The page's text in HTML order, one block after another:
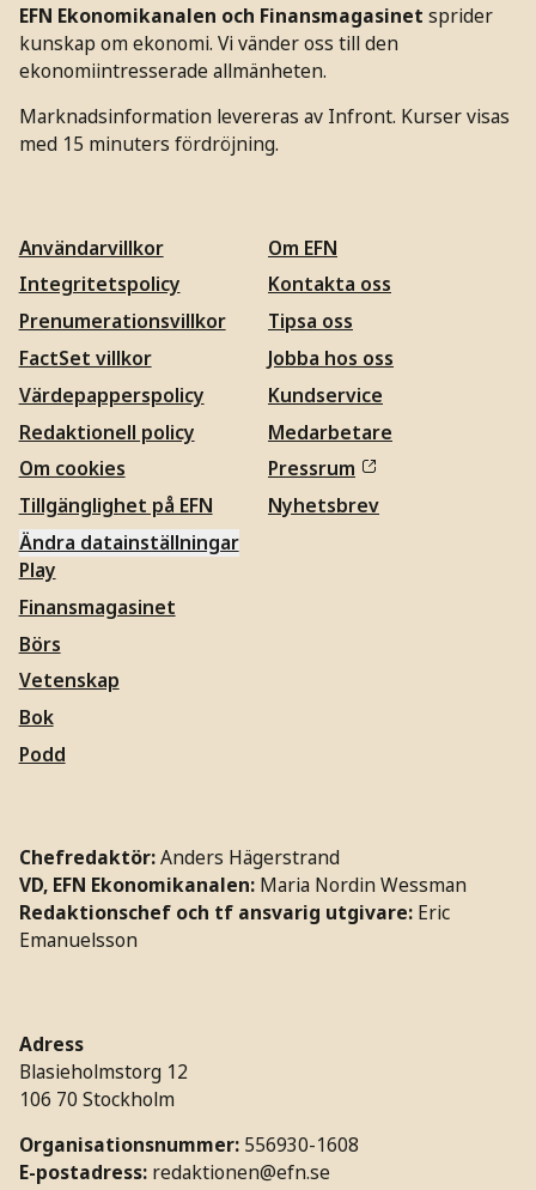
EFN Ekonomikanalen och Finansmagasinet sprider
kunskap om ekonomi. Vi vänder oss till den
ekonomiintresserade allmänheten.
Marknadsinformation levereras av Infront. Kurser visas
med 15 minuters fördröjning.
Användarvillkor
Integritetspolicy
Prenumerationsvillkor
FactSet villkor
Värdepapperspolicy
Redaktionell policy
Om cookies
Tillgänglighet på EFN
Ändra datainställningar
Om EFN
Kontakta oss
Tipsa oss
Jobba hos oss
Kundservice
Medarbetare
Pressrum
Nyhetsbrev
Play
Finansmagasinet
Börs
Vetenskap
Bok
Podd
Chefredaktör:Anders Hägerstrand
VD, EFN Ekonomikanalen: Maria Nordin Wessman
Redaktionschef och tf ansvarig utgivare: Eric
Emanuelsson
Adress
Blasieholmstorg 12
106 70 Stockholm
Organisationsnummer: 556930-1608
E-postadress: redaktionen@efn.se